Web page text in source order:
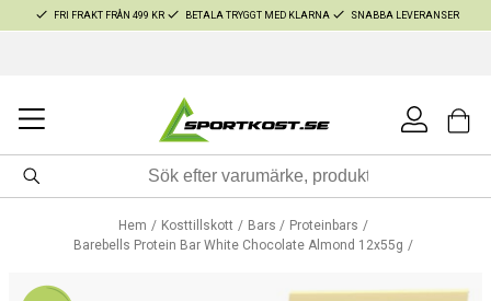
FRI FRAKT FRÅN 499 KR BETALA TRYGGT MED KLARNA SNABBA LEVERANSER
Hem Kosttillskott Bars
Proteinbars
Barebells Protein Bar White Chocolate Almond 12x55g